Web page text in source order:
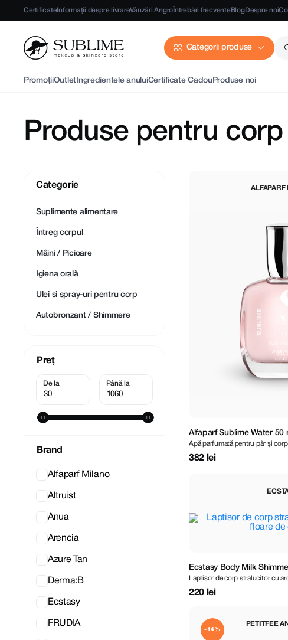
CertificateInformații despre livrareVânzări Angro Întrebări frecventeBlogDespre noi
Categorii produse
PromoțiiOutlet Ingredientele anuluiCertificate CadouProduse noi
Produse pentru corp
Categorie
Suplimente alimentare
Întreg corpul
Mâini / Picioare
Igiena orală
Ulei si spray-uri pentru corp
Autobronzant / Shimmere
Preț
Brand
Alfaparf Milano
Altruist
Anua
Arencia
Azure Tan
Derma:B
Ecstasy
FRUDIA
ALFAPARF
Alfaparf Sublime Water 50
Apă parfumată pentru păr și corp
382 lei
Ecstasy Body Milk
Laptisor de corp stralucitor cu
220 lei
PETITFEE
-14%